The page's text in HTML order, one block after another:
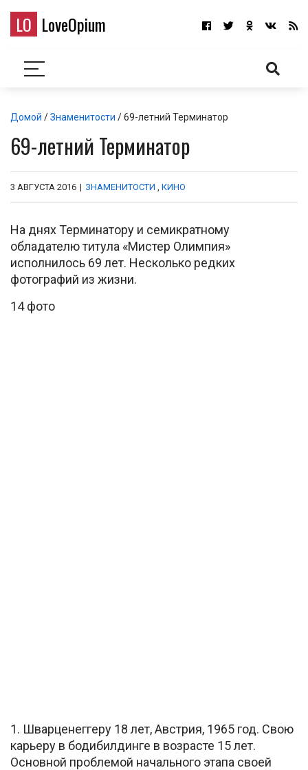
LO LoveOpium
Домой /Знаменитости / 69-летний Терминатор
69-летний Терминатор
3 АВГУСТА 2016 | ЗНАМЕНИТОСТИ , КИНО
На днях Терминатору и семикратному
обладателю титула «Мистер Олимпия»
исполнилось 69 лет. Несколько редких
фотографий из жизни.
14 фото
1. Шварценеггеру 18 лет, Австрия, 1965 год. Свою
карьеру в бодибилдинге в возрасте 15 лет.
Основной проблемой начального этапа своей